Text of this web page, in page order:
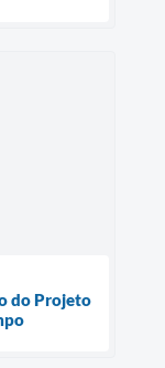
do Projeto